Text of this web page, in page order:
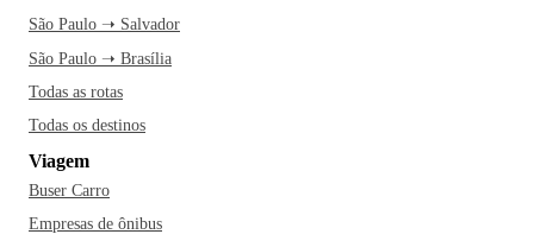
São Paulo ➝ Salvador
São Paulo ➝ Brasília
Todas as rotas
Todas os destinos
Viagem
Buser Carro
Empresas de ônibus